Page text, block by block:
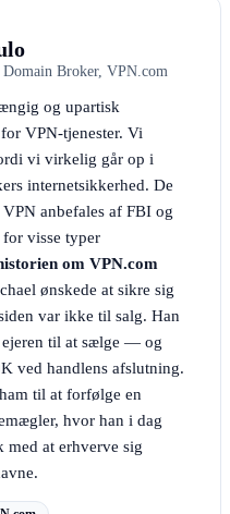
Broker, VPN.com
og upartisk
VPN-tjenester. Vi
vi virkelig går op i
internetsikkerhed. De
anbefales af FBI og
visse typer
om VPN.com
ønskede at sikre sig
var ikke til salg. Han
ejeren til at sælge — og
ved handlens afslutning.
til at forfølge en
hvor han i dag
at erhverve sig